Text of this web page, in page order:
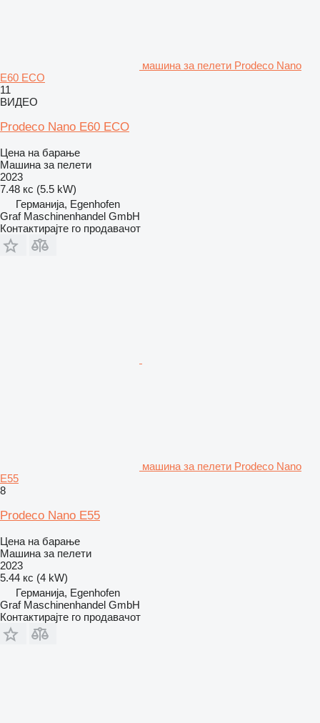
машина за пелети Prodeco Nano
E60 ECO
11
ВИДЕО
Prodeco Nano E60 ECO
Цена на барање
Машина за пелети
2023
7.48 кс (5.5 kW)
Германија, Egenhofen
Graf Maschinenhandel GmbH
Контактирајте го продавачот
машина за пелети Prodeco Nano
E55
8
Prodeco Nano E55
Цена на барање
Машина за пелети
2023
5.44 кс (4 kW)
Германија, Egenhofen
Graf Maschinenhandel GmbH
Контактирајте го продавачот